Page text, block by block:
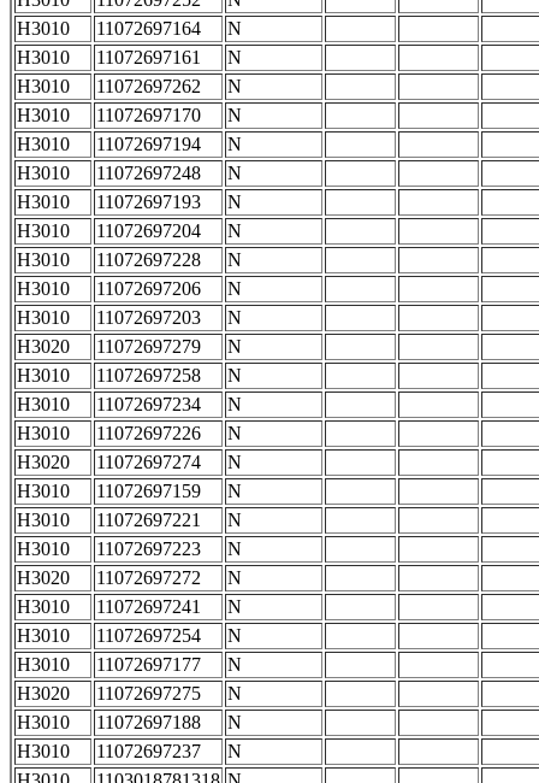
H3010
11072697164
N
H3010
11072697161
N
H3010
11072697262
N
H3010
11072697170
N
H3010
11072697194
N
H3010
11072697248
N
H3010
11072697193
N
H3010
11072697204
N
H3010
11072697228
N
H3010
11072697206
N
H3010
11072697203
N
H3020
11072697279
N
H3010
11072697258
N
H3010
11072697234
N
H3010
11072697226
N
H3020
11072697274
N
H3010
11072697159
N
H3010
11072697221
N
H3010
11072697223
N
H3020
11072697272
N
H3010
11072697241
N
H3010
11072697254
N
H3010
11072697177
N
H3020
11072697275
N
H3010
11072697188
N
H3010
11072697237
N